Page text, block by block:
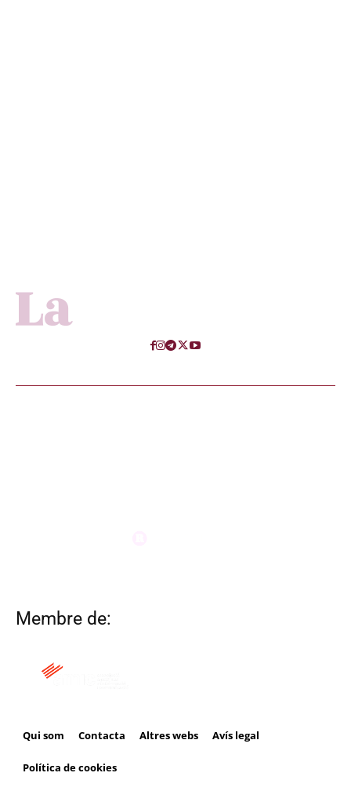
Membre de:
Qui som Contacta Altres webs Avís legal
Política de cookies